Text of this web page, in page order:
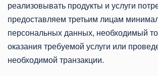
реализовывать продукты и услуги
предоставляем третьим лицам
персональных данных, необходимый
оказания требуемой услуги или
необходимой транзакции.